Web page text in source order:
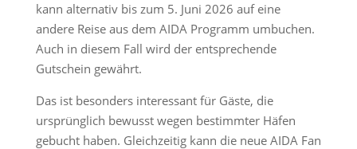
kann alternativ bis zum 5. Juni 2026 auf eine
andere Reise aus dem AIDA Programm umbuchen.
Auch in diesem Fall wird der entsprechende
Gutschein gewährt.
Das ist besonders interessant für Gäste, die
ursprünglich bewusst wegen bestimmter Häfen
gebucht haben. Gleichzeitig kann die neue AIDA Fan